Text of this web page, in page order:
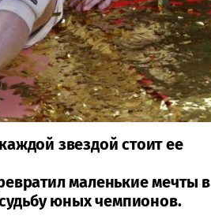
звездой стоит ее
маленькие мечты в
юных чемпионов.